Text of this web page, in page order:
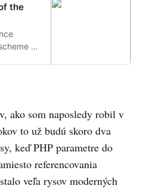
the
to
ako som naposledy robil v
to už budú skoro dva
keď PHP parametre do
referencovania
veľa rysov moderných